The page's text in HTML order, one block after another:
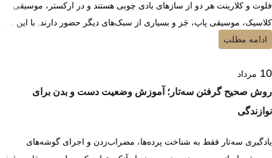
فلوت و کلارینت هر دو از سازهای بادی چوبی هستند و در ارکستر، موسیقی
کلاسیک، موسیقی پاپ، جَز و بسیاری از سبک‌های دیگر حضور دارند. با این ...
ادامه مطلب
10 مرداد
روش صحیح گرفتن سه‌تار؛ آموزش وضعیت دست و بدن برای
نوازندگی
یادگیری سه‌تار فقط به شناخت پرده‌ها، مضراب‌زدن و اجرای گوشه‌های